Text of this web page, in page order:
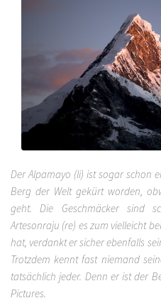
Der Alpamayo (li) ist sogar schon
Berg der Welt gekürt worden,
geht. Die Geschmäcker sind
Artesonraju (re) es zum vielleicht
hat, verdankt er sicher ebenfalls
Trotzdem kennt fast niemand
tatsächlich jeder. Denn er ist der
Pictures.